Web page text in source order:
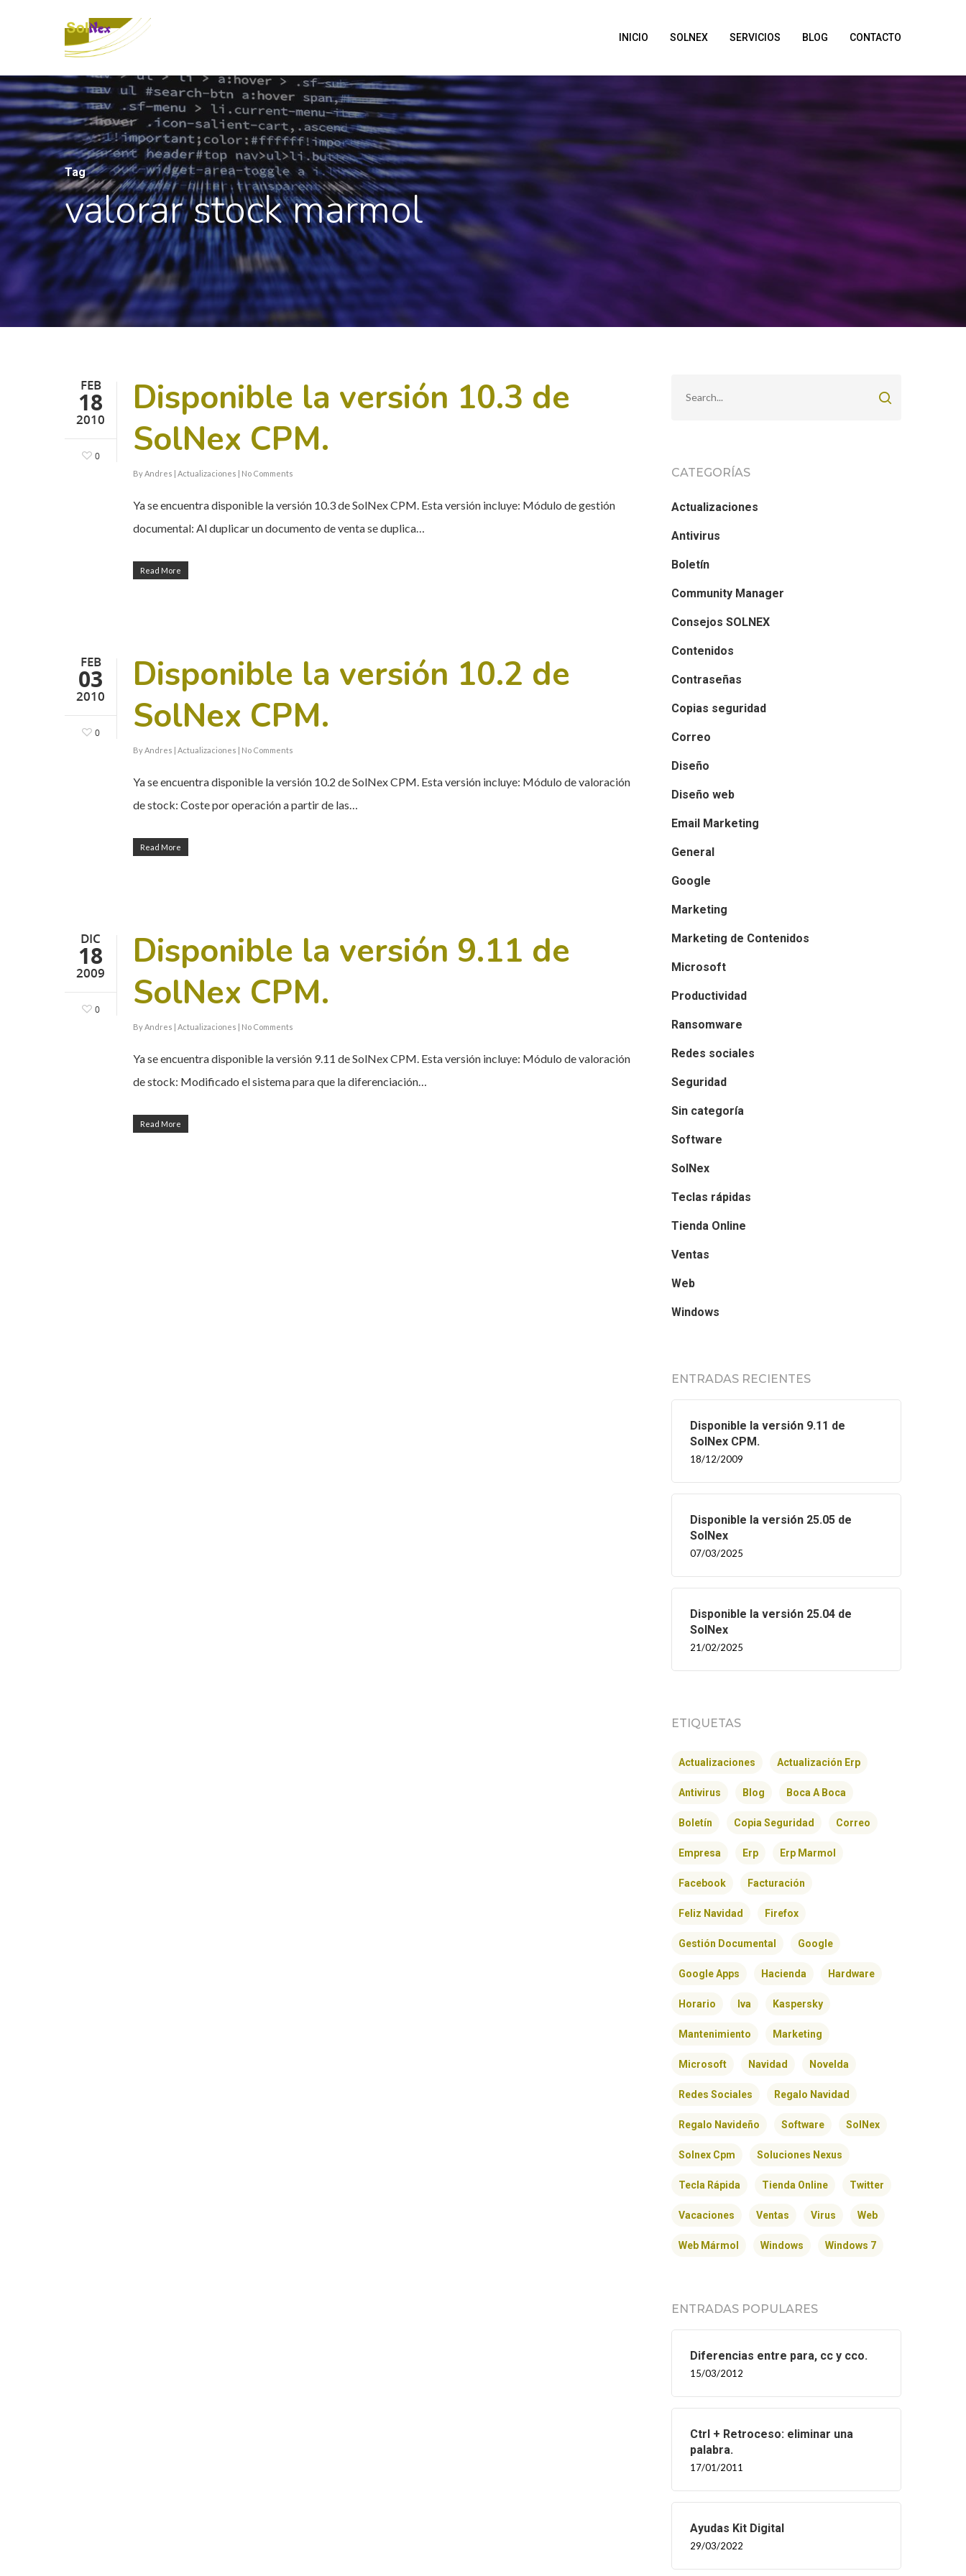
INICIO SOLNEX SERVICIOS BLOG CONTACTO
Tag
valorar stock marmol
FEB
18
2010
0
Disponible la versión 10.3 de
SolNex CPM.
By Andres | Actualizaciones | No Comments
Ya se encuentra disponible la versión 10.3 de SolNex CPM. Esta versión incluye: Módulo de gestión
documental: Al duplicar un documento de venta se duplica…
Read More
FEB
03
2010
0
Disponible la versión 10.2 de
SolNex CPM.
By Andres | Actualizaciones | No Comments
Ya se encuentra disponible la versión 10.2 de SolNex CPM. Esta versión incluye: Módulo de valoración
de stock: Coste por operación a partir de las…
Read More
DIC
18
2009
0
Disponible la versión 9.11 de
SolNex CPM.
By Andres | Actualizaciones | No Comments
Ya se encuentra disponible la versión 9.11 de SolNex CPM. Esta versión incluye: Módulo de valoración
de stock: Modificado el sistema para que la diferenciación…
Read More
CATEGORÍAS
Actualizaciones
Antivirus
Boletín
Community Manager
Consejos SOLNEX
Contenidos
Contraseñas
Copias seguridad
Correo
Diseño
Diseño web
Email Marketing
General
Google
Marketing
Marketing de Contenidos
Microsoft
Productividad
Ransomware
Redes sociales
Seguridad
Sin categoría
Software
SolNex
Teclas rápidas
Tienda Online
Ventas
Web
Windows
ENTRADAS RECIENTES
Disponible la versión 9.11 de
SolNex CPM.
18/12/2009
Disponible la versión 25.05 de
SolNex
07/03/2025
Disponible la versión 25.04 de
SolNex
21/02/2025
ETIQUETAS
Actualizaciones Actualización Erp
Antivirus Blog Boca A Boca
Boletín Copia Seguridad Correo
Empresa Erp Erp Marmol
Facebook Facturación
Feliz Navidad Firefox
Gestión Documental Google
Google Apps Hacienda Hardware
Horario Iva Kaspersky
Mantenimiento Marketing
Microsoft Navidad Novelda
Redes Sociales Regalo Navidad
Regalo Navideño Software SolNex
Solnex Cpm Soluciones Nexus
Tecla Rápida Tienda Online Twitter
Vacaciones Ventas Virus Web
Web Mármol Windows Windows 7
ENTRADAS POPULARES
Diferencias entre para, cc y cco.
15/03/2012
Ctrl + Retroceso: eliminar una
palabra.
17/01/2011
Ayudas Kit Digital
29/03/2022